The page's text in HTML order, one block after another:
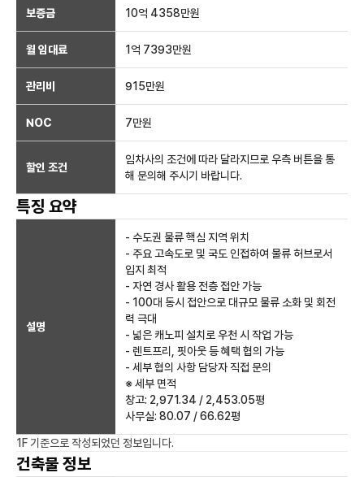
보증금 10억 4358만원
월 임대료 1억 7393만원
관리비 915만원
NOC 7만원
할인 조건
임차사의 조건에 따라 달라지므로 우측 버튼을 통
해 문의해 주시기 바랍니다.
특징 요약
설명
- 수도권 물류 핵심 지역 위치
- 주요 고속도로 및 국도 인접하여 물류 허브로서
입지 최적
- 자연 경사 활용 전층 접안 가능
- 100대 동시 접안으로 대규모 물류 소화 및 회전
력 극대
- 넓은 캐노피 설치로 우천 시 작업 가능
- 렌트프리, 핏아웃 등 혜택 협의 가능
- 세부 협의 사항 담당자 직접 문의
※ 세부 면적
창고: 2,971.34 / 2,453.05평
사무실: 80.07 / 66.62평
1F 기준으로 작성되었던 정보입니다.
건축물 정보